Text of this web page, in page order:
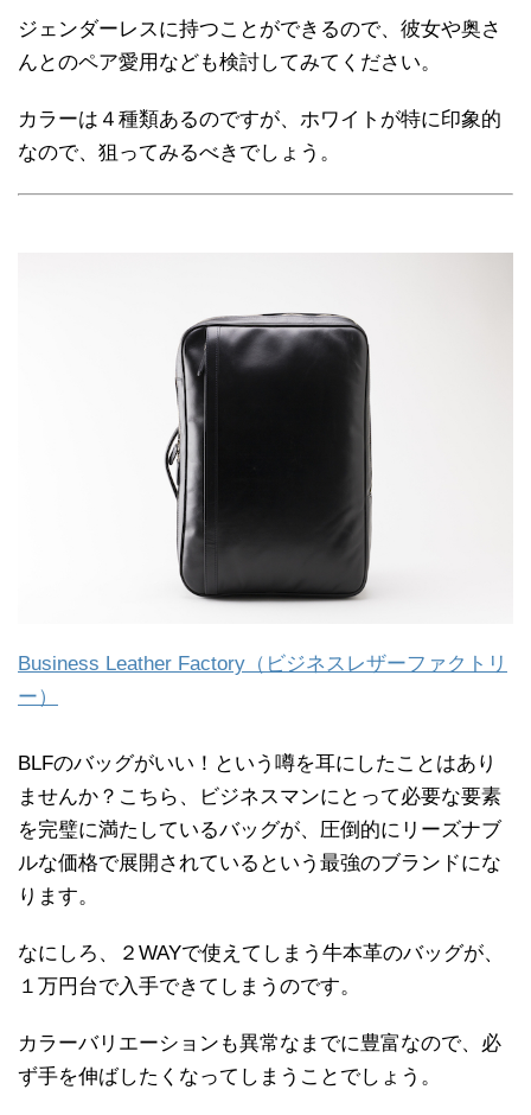
ジェンダーレスに持つことができるので、彼女や奥さ
んとのペア愛用なども検討してみてください。
カラーは４種類あるのですが、ホワイトが特に印象的
なので、狙ってみるべきでしょう。
Business Leather Factory（ビジネスレザーファクトリ
ー）
BLFのバッグがいい！という噂を耳にしたことはあり
ませんか？こちら、ビジネスマンにとって必要な要素
を完璧に満たしているバッグが、圧倒的にリーズナブ
ルな価格で展開されているという最強のブランドにな
ります。
なにしろ、２WAYで使えてしまう牛本革のバッグが、
１万円台で入手できてしまうのです。
カラーバリエーションも異常なまでに豊富なので、必
ず手を伸ばしたくなってしまうことでしょう。